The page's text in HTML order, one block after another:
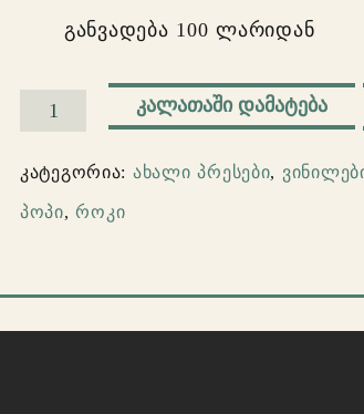
განვადება 100 ლარიდან
რაოდენობა:
And
ᲙᲐᲚᲐᲗᲐᲨᲘ ᲓᲐᲛᲐᲢᲔᲑᲐ
კატეგორია: ახალი პრესები,
პოპი,როკი